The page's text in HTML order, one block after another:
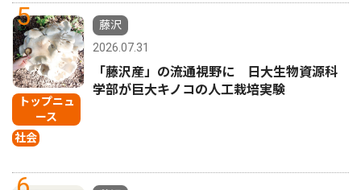
5
トップニュ
ース
社会
藤沢
2026.07.31
「藤沢産」の流通視野に 日大生物資源科
学部が巨大キノコの人工栽培実験